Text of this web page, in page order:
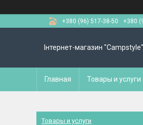
+380 (96) 517-38-50
+380
Інтернет-магазин "Campstyle"
Главная Товары и услуги
Товары и услуги